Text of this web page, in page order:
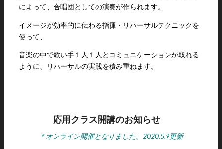
によって、合唱団としての演奏が作られます。
イメージが効率的に伝わる指揮・リハーサルテクニックを
使って、
音楽の中で歌い手１人１人とコミュニケーションが取れる
ように、リハーサルの実践を積み重ねます。
応用クラス開講のお知らせ
＊オンライン開催となりました。2020.5.9更新